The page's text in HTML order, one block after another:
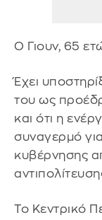
Ο Γιουν, 65
Έχει
του ως
και ότι η
συναγερμό
κυβέρνησης
Το Κεντρικό